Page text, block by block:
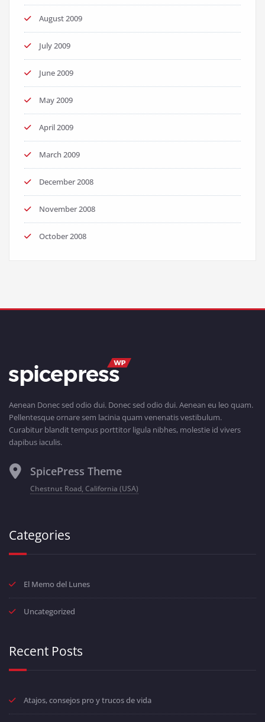
August 2009
July 2009
June 2009
May 2009
April 2009
March 2009
December 2008
November 2008
October 2008
Aenean Donec sed odio dui. Donec sed odio dui. Aenean eu leo quam.
Pellentesque ornare sem lacinia quam venenatis vestibulum.
Curabitur blandit tempus porttitor ligula nibhes, molestie id vivers
dapibus iaculis.
SpicePress Theme
Chestnut Road, California (USA)
Categories
El Memo del Lunes
Uncategorized
Recent Posts
Atajos, consejos pro y trucos de vida